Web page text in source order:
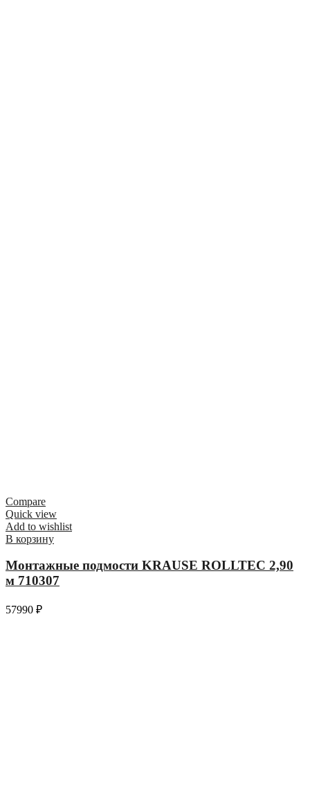
Compare
Quick view
Add to wishlist
В корзину
Монтажные подмости KRAUSE ROLLTEC 2,90
м 710307
57990 ₽